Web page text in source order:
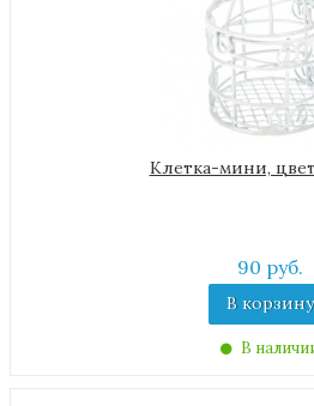
Клетка-мини,
90 руб.
В корзину
В